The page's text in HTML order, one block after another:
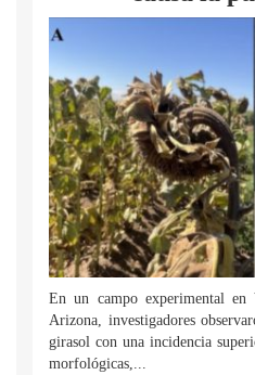
En un campo experimental
Arizona, investigadores
girasol con una incidencia
morfológicas,...